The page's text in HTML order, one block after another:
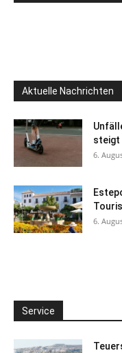
Aktuelle Nachrichten
steigt
6.
6.
Service